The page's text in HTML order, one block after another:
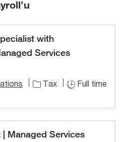
with
Services
Tax
Full time
Managed Services